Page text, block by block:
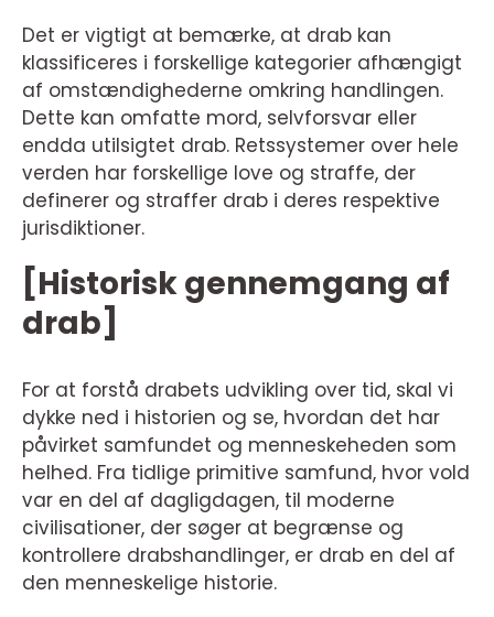
Det er vigtigt at bemærke, at drab kan
klassificeres i forskellige kategorier afhængigt
af omstændighederne omkring handlingen.
Dette kan omfatte mord, selvforsvar eller
endda utilsigtet drab. Retssystemer over hele
verden har forskellige love og straffe, der
definerer og straffer drab i deres respektive
jurisdiktioner.
[Historisk gennemgang af
drab]
For at forstå drabets udvikling over tid, skal vi
dykke ned i historien og se, hvordan det har
påvirket samfundet og menneskeheden som
helhed. Fra tidlige primitive samfund, hvor vold
var en del af dagligdagen, til moderne
civilisationer, der søger at begrænse og
kontrollere drabshandlinger, er drab en del af
den menneskelige historie.